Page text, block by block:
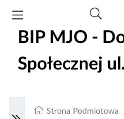
BIP MJO -
Społecznej
Strona Podmiotowa